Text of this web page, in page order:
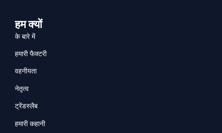
हम क्यों
के बारे में
हमारी फैक्टरी
वहनीयता
नेतृत्व
ट्रेंडस्लैब
हमारी कहानी